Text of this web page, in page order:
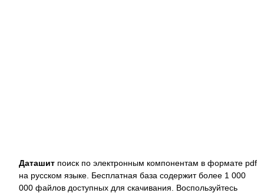
Даташит поиск по электронным компонентам в формате pdf
на русском языке. Бесплатная база содержит более 1 000
000 файлов доступных для скачивания. Воспользуйтесь